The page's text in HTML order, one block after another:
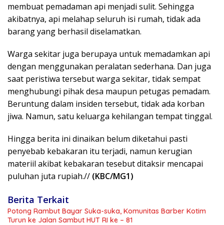
membuat pemadaman api menjadi sulit. Sehingga
akibatnya, api melahap seluruh isi rumah, tidak ada
barang yang berhasil diselamatkan.
Warga sekitar juga berupaya untuk memadamkan api
dengan menggunakan peralatan sederhana. Dan juga
saat peristiwa tersebut warga sekitar, tidak sempat
menghubungi pihak desa maupun petugas pemadam.
Beruntung dalam insiden tersebut, tidak ada korban
jiwa. Namun, satu keluarga kehilangan tempat tinggal.
Hingga berita ini dinaikan belum diketahui pasti
penyebab kebakaran itu terjadi, namun kerugian
materiil akibat kebakaran tesebut ditaksir mencapai
puluhan juta rupiah.// (KBC/MG1)
Berita Terkait
Potong Rambut Bayar Suka-suka, Komunitas Barber Kotim
Turun ke Jalan Sambut HUT RI ke – 81